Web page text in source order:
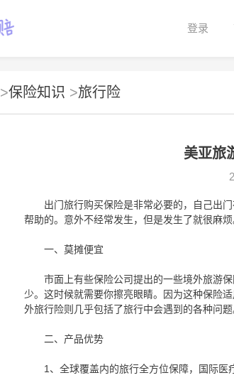
登录
>保险知识 >旅行险
美亚旅
出门旅行购买保险是非常必要的，自己出门
帮助的。意外不经常发生，但是发生了就很麻
一、莫摊便宜
市面上有些保险公司提出的一些境外旅游保
少。这时候就需要你擦亮眼睛。因为这种保险
外旅行险则几乎包括了旅行中会遇到的各种问题
二、产品优势
1、全球覆盖内的旅行全方位保障，国际医